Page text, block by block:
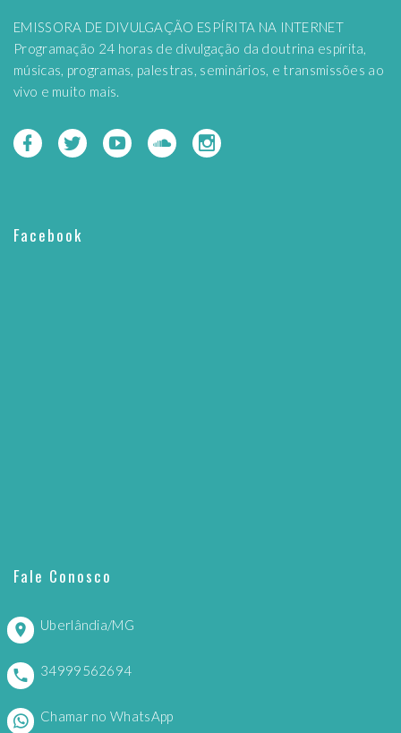
EMISSORA DE DIVULGAÇÃO ESPÍRITA NA INTERNET
Programação 24 horas de divulgação da doutrina espírita,
músicas, programas, palestras, seminários, e transmissões ao
vivo e muito mais.
Facebook
Fale Conosco
Uberlândia/MG
34999562694
Chamar no WhatsApp